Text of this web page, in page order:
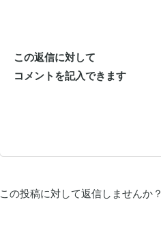
この返信に対して
コメントを記入できます
この投稿に対して返信しませんか？